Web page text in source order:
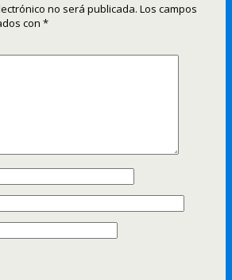
no será publicada. Los campos
con *